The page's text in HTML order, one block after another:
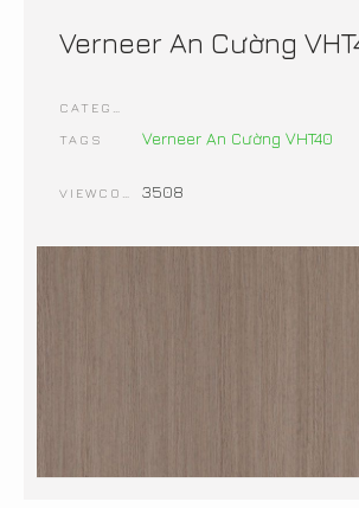
Verneer An Cường
TAGS Verneer An Cường VHT40
3508